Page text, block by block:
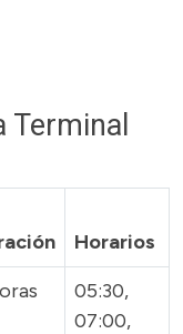
Terminal
Horarios
05:30,
07:00,